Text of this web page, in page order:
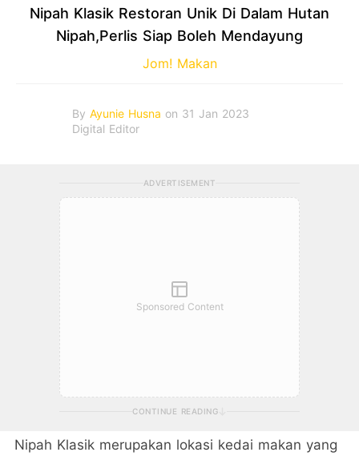
Nipah Klasik Restoran Unik Di Dalam Hutan
Nipah,Perlis Siap Boleh Mendayung
Jom! Makan
By Ayunie Husna on 31 Jan 2023
Digital Editor
ADVERTISEMENT
Sponsored Content
CONTINUE READING
Nipah Klasik merupakan lokasi kedai makan yang